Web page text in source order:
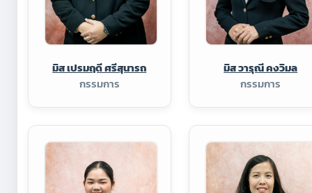
มิส เปรมฤดี ศรีสุนารถ
กรรมการ
มิส วารุณี คงวิมล
กรรมการ